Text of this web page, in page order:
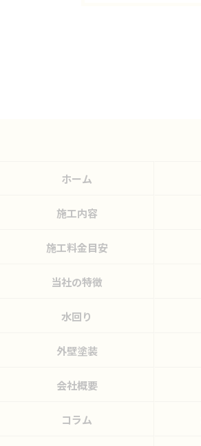
ホーム
施工内容
施工料金目安
当社の特徴
水回り
外壁塗装
会社概要
コラム